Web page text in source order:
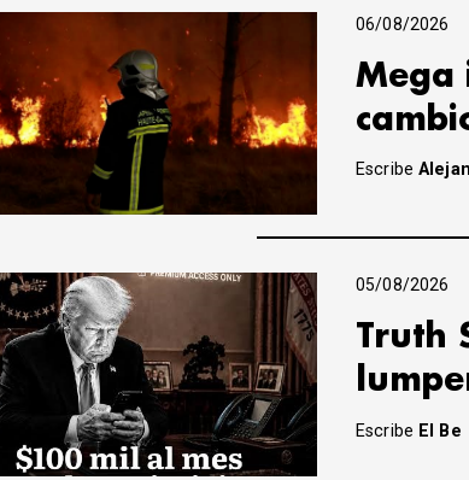
06/08/2026
Mega
Escribe
05/08/2026
Truth
Escribe El Be